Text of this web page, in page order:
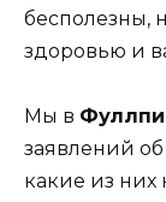
бесполезны,
здоровью и
Мы в
заявлений
какие из них